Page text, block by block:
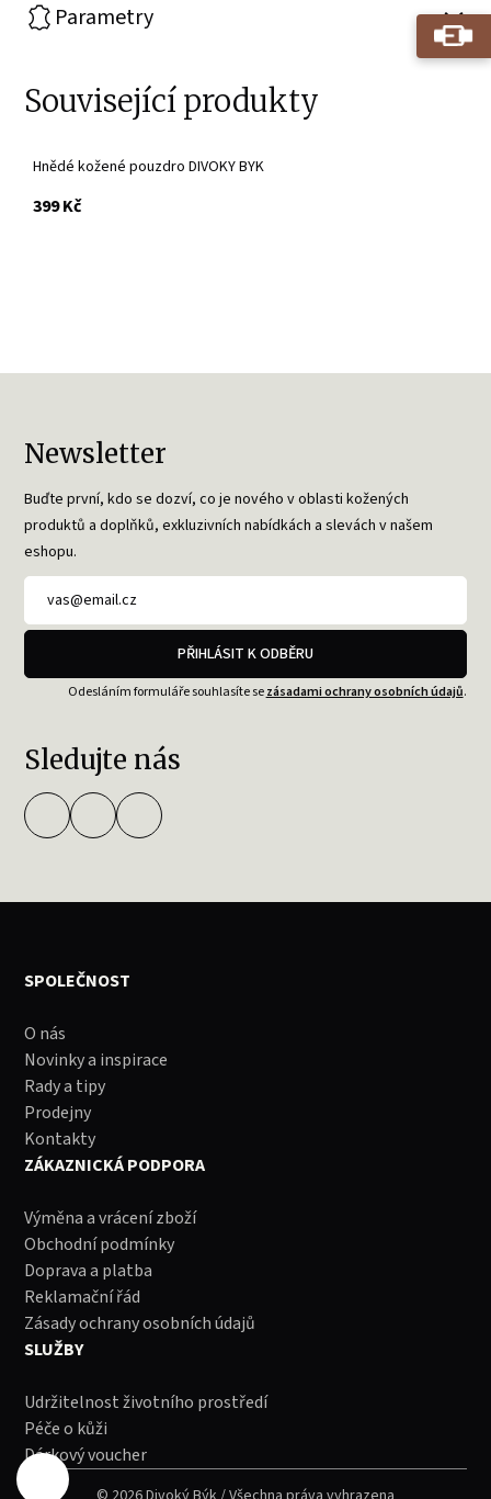
Parametry
Související produkty
Hnědé kožené pouzdro DIVOKY BYK
399 Kčs DPH
Newsletter
Buďte první, kdo se dozví, co je nového v oblasti kožených
produktů a doplňků, exkluzivních nabídkách a slevách v našem
eshopu.
PŘIHLÁSIT K ODBĚRU
Odesláním formuláře souhlasíte sezásadami ochrany osobních údajů.
Sledujte nás
SPOLEČNOST
O nás
Novinky a inspirace
Rady a tipy
Prodejny
Kontakty
ZÁKAZNICKÁ PODPORA
Výměna a vrácení zboží
Obchodní podmínky
Doprava a platba
Reklamační řád
Zásady ochrany osobních údajů
SLUŽBY
Udržitelnost životního prostředí
Péče o kůži
Dárkový voucher